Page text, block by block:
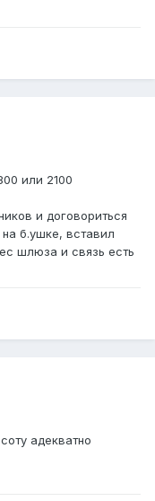
или 2100
и договориться
б.ушке, вставил
шлюза и связь есть
адекватно